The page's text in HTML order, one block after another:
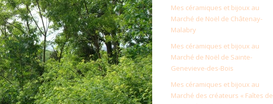
Mes céramiques et bijoux au
Marché de Noël de Châtenay-
Malabry
Mes céramiques et bijoux au
Marché de Noël de Sainte-
Genevieve-des-Bois
Mes céramiques et bijoux au
Marché des créateurs « Faîtes de